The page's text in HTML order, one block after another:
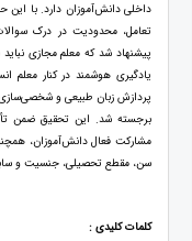
داخلی دانش‌آموزان دارد. با
تعامل، محدودیت در درک
پیشنهاد شد که معلم مجازی
یادگیری هوشمند در کنار معلم
پردازش زبان طبیعی و
برجسته شد. این تحقیق ضمن
مشارکت فعال دانش‌آموزان،
سن، مقطع تحصیلی، جنسیت و
کلمات کلیدی :